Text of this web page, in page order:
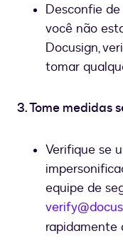
Desconfie
você não
Docusign,
tomar
3. Tome medidas
Verifique se
equipe de
rapidamente